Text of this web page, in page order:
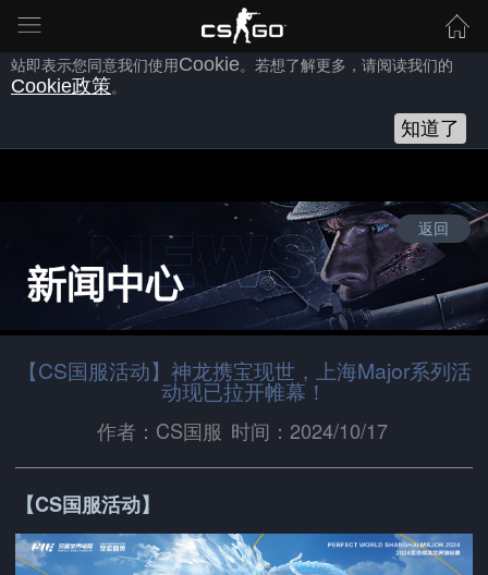
为向您提供良好的网站使用体验，完美世界网站会使用自身或第三方
，以作为安全、技术、分析、推广等之用。继续浏览本网
站即表示您同意我们使用Cookie。若想了解更多，请阅读我们的
Cookie政策。
知道了
返回
【CS国服活动】神龙携宝现世，上海Major系列活
动现已拉开帷幕！
作者：CS国服 时间：2024/10/17
【CS国服活动】